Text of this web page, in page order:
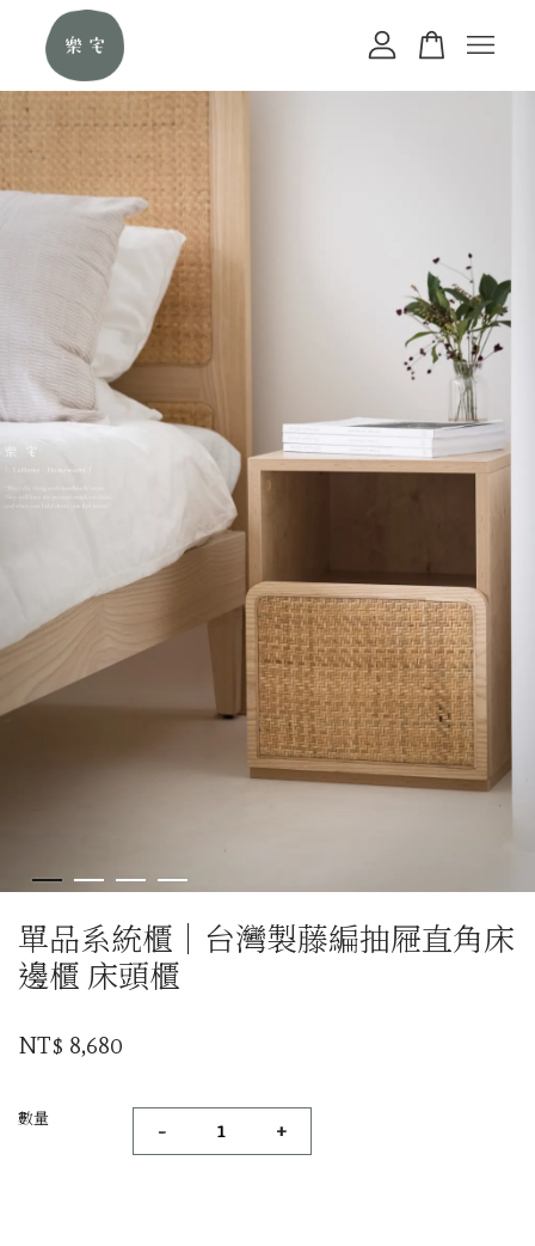
單品系統櫃｜台灣製藤編抽屜直角床
邊櫃 床頭櫃
NT$ 8,680
數量 - +
您的購物車目前還是空的。